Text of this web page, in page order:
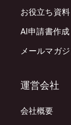
お役立ち資料
AI申請書作成
メールマガ
運営会社
会社概要